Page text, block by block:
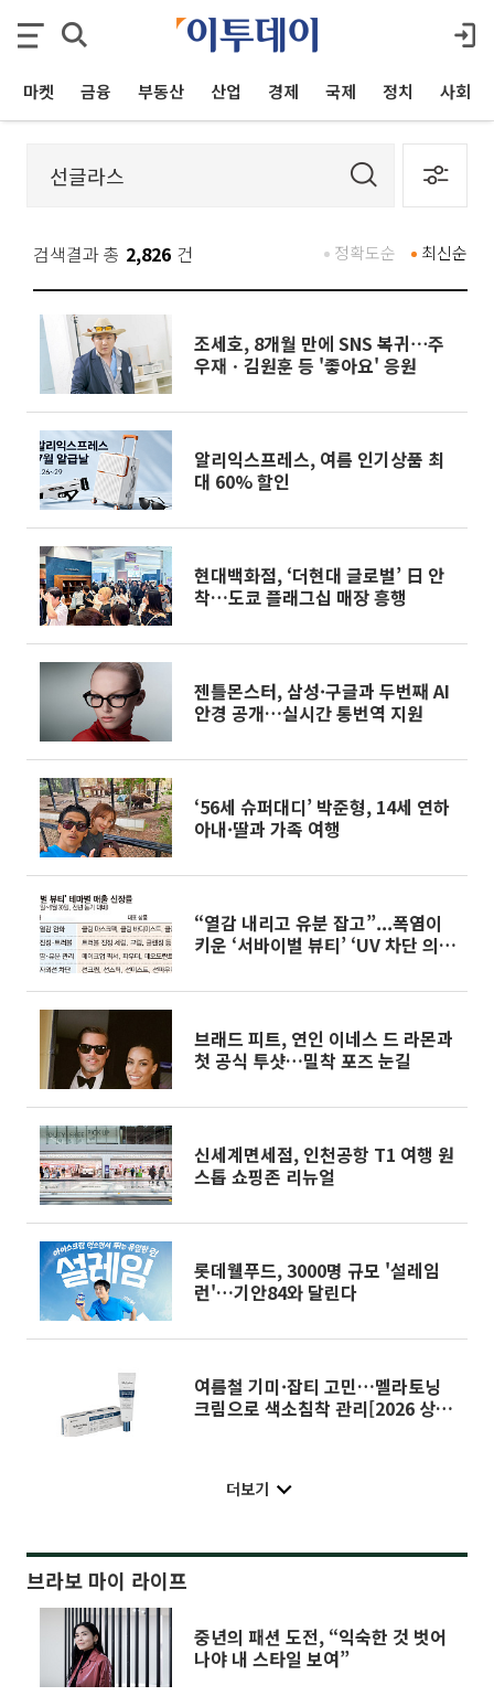
마켓 금융 부동산 산업 경제 국제 정치 사회
검색결과 총 2,826 건 최신순
정확도순
조세호, 8개월 만에 SNS 복귀⋯주
우재ㆍ김원훈 등 '좋아요' 응원
알리익스프레스, 여름 인기상품 최
대 60% 할인
현대백화점, ‘더현대 글로벌’ 日 안
착…도쿄 플래그십 매장 흥행
젠틀몬스터, 삼성·구글과 두번째 AI
안경 공개…실시간 통번역 지원
‘56세 슈퍼대디’ 박준형, 14세 연하
아내·딸과 가족 여행
“열감 내리고 유분 잡고”...폭염이
키운 ‘서바이벌 뷰티’ ‘UV 차단 의
브래드 피트, 연인 이네스 드 라몬과
첫 공식 투샷…밀착 포즈 눈길
신세계면세점, 인천공항 T1 여행 원
스톱 쇼핑존 리뉴얼
롯데웰푸드, 3000명 규모 '설레임
런'…기안84와 달린다
여름철 기미·잡티 고민…멜라토닝
크림으로 색소침착 관리[2026 상반
더보기
브라보 마이 라이프
중년의 패션 도전, “익숙한 것 벗어
나야 내 스타일 보여”